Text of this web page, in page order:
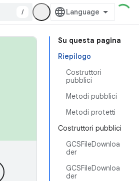
/
Su questa pagina
Riepilogo
Costruttori
pubblici
Metodi pubblici
Metodi protetti
Costruttori pubblici
GCSFileDownloa
der
GCSFileDownloa
der